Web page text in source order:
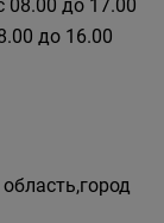
08.00 до 17.00
до 16.00